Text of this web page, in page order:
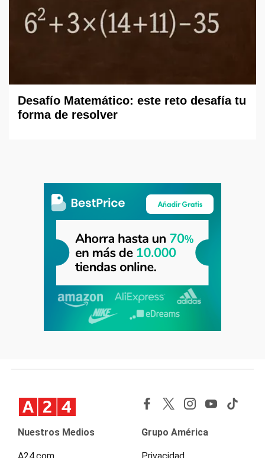
Desafío Matemático: este reto desafía tu
forma de resolver
Nuestros Medios Grupo América